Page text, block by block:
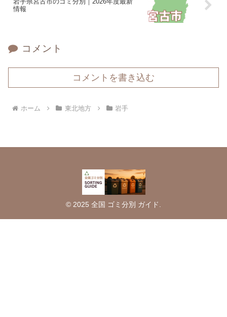
情報
コメント
コメントを書き込む
ホーム 東北地方 岩手
© 2025 全国 ゴミ分別 ガイド.